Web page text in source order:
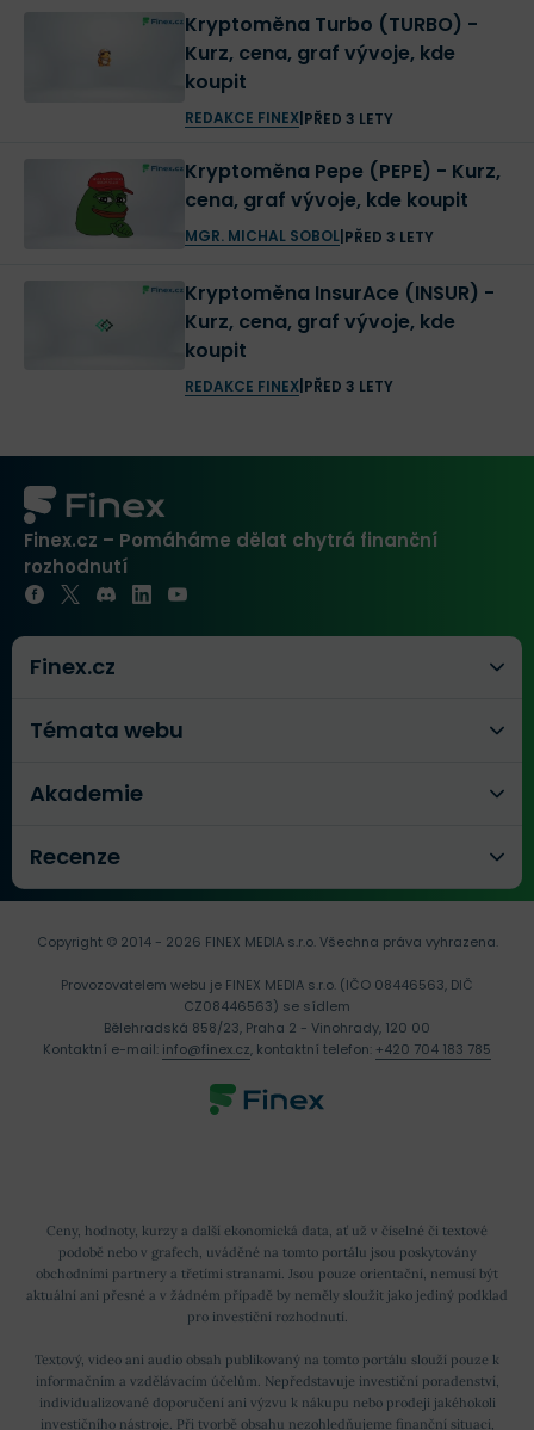
Kryptoměna Turbo (TURBO) -
Kurz, cena, graf vývoje, kde
koupit
REDAKCE FINEX| PŘED 3 LETY
Kryptoměna Pepe (PEPE) - Kurz,
cena, graf vývoje, kde koupit
MGR. MICHAL SOBOL| PŘED 3 LETY
Kryptoměna InsurAce (INSUR) -
Kurz, cena, graf vývoje, kde
koupit
REDAKCE FINEX| PŘED 3 LETY
Finex.cz – Pomáháme dělat chytrá finanční
rozhodnutí
Finex.cz
Témata webu
Akademie
Recenze
Ceny, hodnoty, kurzy a další ekonomická data, ať už v číselné či textové
podobě nebo v grafech, uváděné na tomto portálu jsou poskytovány
obchodními partnery a třetími stranami. Jsou pouze orientační, nemusí být
aktuální ani přesné a v žádném případě by neměly sloužit jako jediný podklad
pro investiční rozhodnutí.
Textový, video ani audio obsah publikovaný na tomto portálu slouží pouze k
informačním a vzdělávacím účelům. Nepředstavuje investiční poradenství,
individualizované doporučení ani výzvu k nákupu nebo prodeji jakéhokoli
investičního nástroje. Při tvorbě obsahu nezohledňujeme finanční situaci,
Copyright © 2014 - 2026 FINEX MEDIA s.r.o.Všechna práva vyhrazena.
Provozovatelem webu je FINEX MEDIA s.r.o. (IČO 08446563, DIČ
CZ08446563) se sídlem
Bělehradská 858/23, Praha 2 - Vinohrady, 120 00
Kontaktní e-mail: info@finex.cz, kontaktní telefon: +420 704 183 785